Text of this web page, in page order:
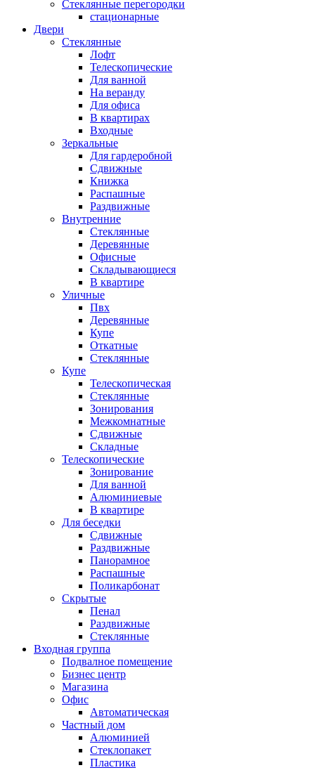
Стеклянные перегородки
стационарные
Двери
Стеклянные
Лофт
Телескопические
Для ванной
На веранду
Для офиса
В квартирах
Входные
Зеркальные
Для гардеробной
Сдвижные
Книжка
Распашные
Раздвижные
Внутренние
Стеклянные
Деревянные
Офисные
Складывающиеся
В квартире
Уличные
Пвх
Деревянные
Купе
Откатные
Стеклянные
Купе
Телескопическая
Стеклянные
Зонирования
Межкомнатные
Сдвижные
Складные
Телескопические
Зонирование
Для ванной
Алюминиевые
В квартире
Для беседки
Сдвижные
Раздвижные
Панорамное
Распашные
Поликарбонат
Скрытые
Пенал
Раздвижные
Стеклянные
Входная группа
Подвалное помещение
Бизнес центр
Магазина
Офис
Автоматическая
Частный дом
Алюминией
Стеклопакет
Пластика